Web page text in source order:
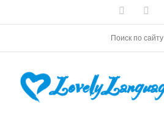
Поиск по сайту